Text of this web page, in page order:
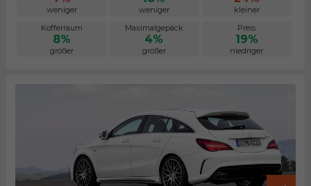
weniger weniger
kleiner
Kofferraum
8%
größer
Maximalgepäck
4%
größer
Preis
19%
niedriger